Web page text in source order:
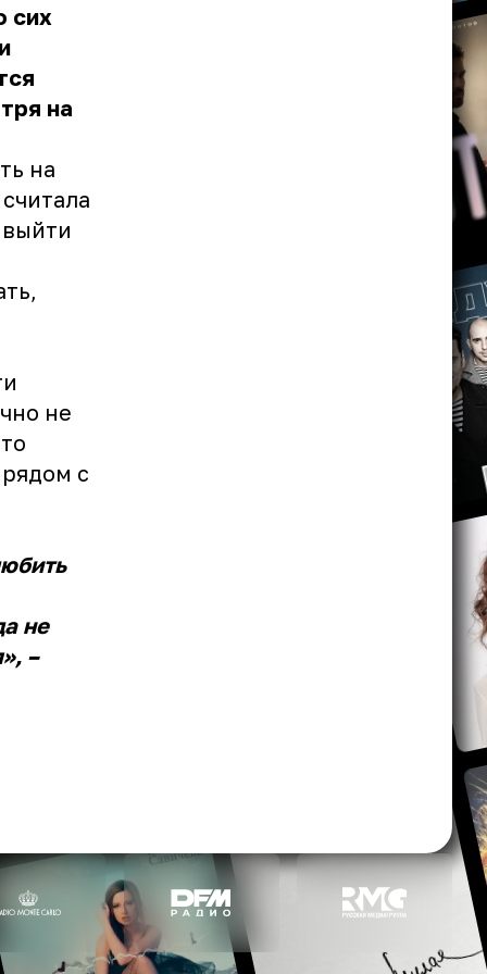
сих
на
на
не
с
не
–